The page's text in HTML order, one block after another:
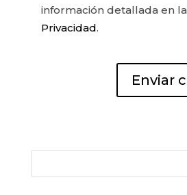
información detallada en la
Privacidad.